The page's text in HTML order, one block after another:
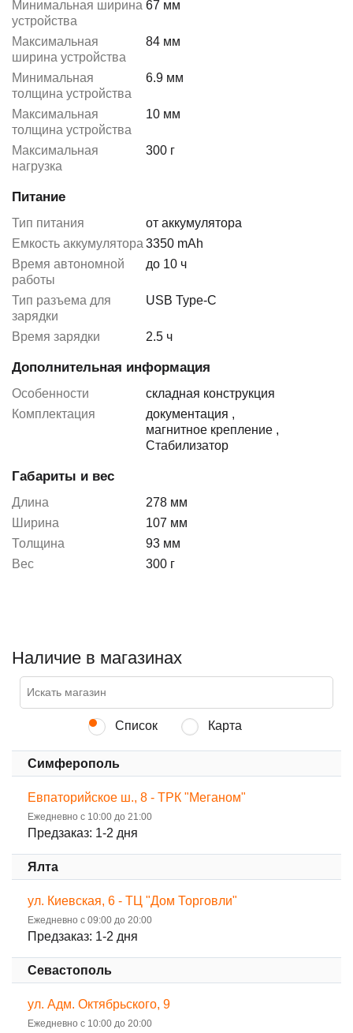
Минимальная ширина
устройства
67 мм
Максимальная
ширина устройства
84 мм
Минимальная
толщина устройства
6.9 мм
Максимальная
толщина устройства
10 мм
Максимальная
нагрузка
300 г
Питание
Тип питания
от аккумулятора
Емкость аккумулятора 3350 mAh
Время автономной
работы
до 10 ч
Тип разъема для
зарядки
USB Type-C
Время зарядки 2.5 ч
Дополнительная информация
Особенности
складная конструкция
Комплектация
документация ,
магнитное крепление ,
Стабилизатор
Габариты и вес
Длина
278 мм
Ширина
107 мм
Толщина
93 мм
Вес
300 г
Наличие в магазинах
Список Карта
Симферополь
Евпаторийское ш., 8 - ТРК "Меганом"
Ежедневно с 10:00 до 21:00
Предзаказ: 1-2 дня
Ялта
ул. Киевская, 6 - ТЦ "Дом Торговли"
Ежедневно с 09:00 до 20:00
Предзаказ: 1-2 дня
Севастополь
ул. Адм. Октябрьского, 9
Ежедневно с 10:00 до 20:00